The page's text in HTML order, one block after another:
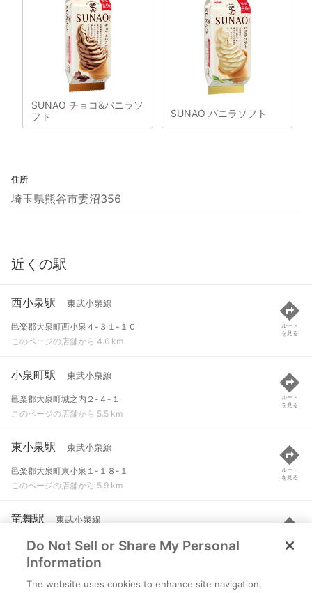
SUNAO チョコ&バニラソ
フト
SUNAO バニラソフト
住所
埼玉県熊谷市妻沼356
近くの駅
西小泉駅 東武小泉線
邑楽郡大泉町西小泉４-３１-１０
このページの店舗から 4.6 km
ルート
を見る
小泉町駅 東武小泉線
邑楽郡大泉町城之内２-４-１
このページの店舗から 5.5 km
ルート
を見る
東小泉駅 東武小泉線
邑楽郡大泉町東小泉１-１８-１
このページの店舗から 5.9 km
ルート
を見る
竜舞駅 東武小泉線
太田市龍舞町１８３８
このページの店舗から 6.6 km
ルート
を見る
Do Not Sell or Share My Personal
Information
The website uses cookies to enhance site navigation,